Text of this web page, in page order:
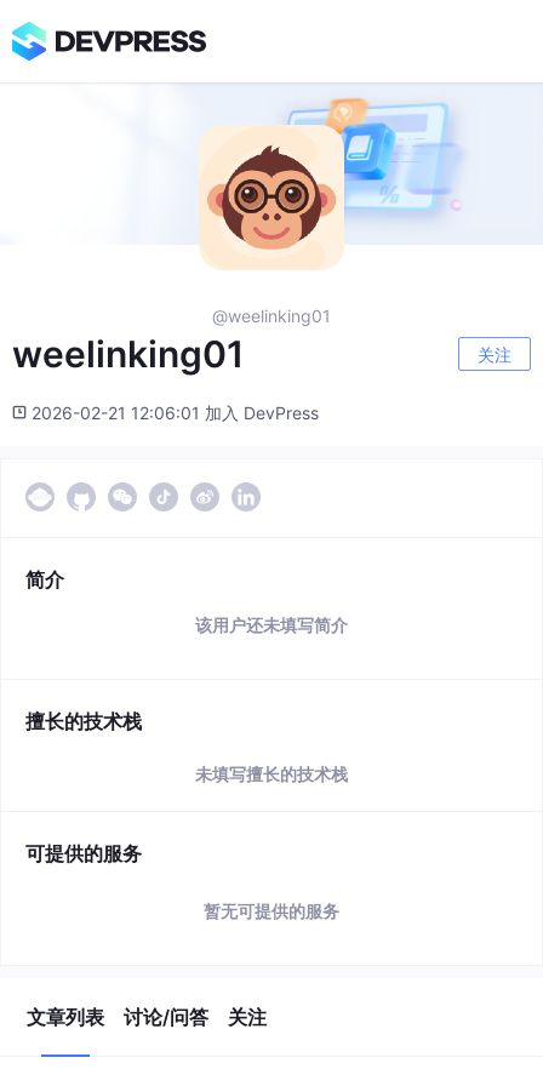
@weelinking01
weelinking01 关注
2026-02-21 12:06:01 加入 DevPress
简介
该用户还未填写简介
擅长的技术栈
未填写擅长的技术栈
可提供的服务
暂无可提供的服务
文章列表 讨论/问答 关注